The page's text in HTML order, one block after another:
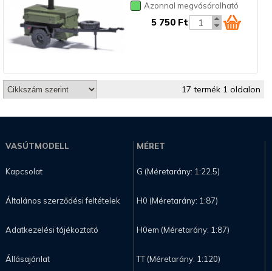
Azonnal megvásárolható
5 750 Ft
17 termék 1 oldalon
VASÚTMODELL
Kapcsolat
Általános szerződési feltételek
Adatkezelési tájékoztató
Állásajánlat
MÉRET
G (Méretarány: 1:22.5)
H0 (Méretarány: 1:87)
H0em (Méretarány: 1:87)
TT (Méretarány: 1:120)